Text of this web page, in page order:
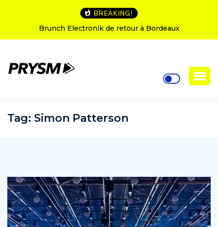
BREAKING!
Brunch Electronik de retour à Bordeaux
Tag: Simon Patterson